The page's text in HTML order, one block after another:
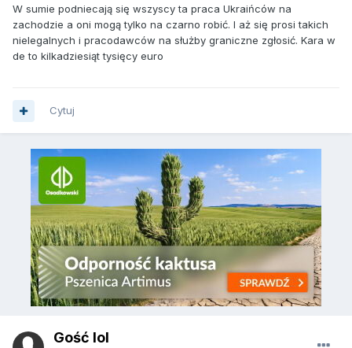
W sumie podniecają się wszyscy ta praca Ukraińców na
zachodzie a oni mogą tylko na czarno robić. I aż się prosi takich
nielegalnych i pracodawców na służby graniczne zgłosić. Kara w
de to kilkadziesiąt tysięcy euro
Cytuj
Gość lol